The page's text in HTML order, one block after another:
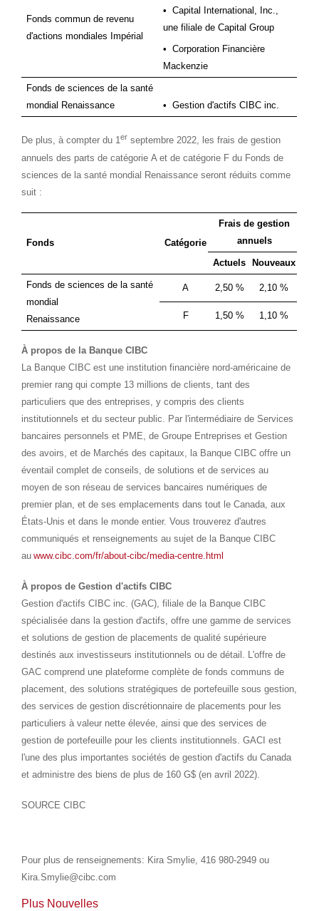
Fonds commun de revenu
d'actions mondiales Impérial
• Capital International, Inc.,
une filiale de Capital Group
• Corporation Financière
Mackenzie
Fonds de sciences de la santé
mondial Renaissance
• Gestion d'actifs CIBC inc.
De plus, à compter du 1er septembre 2022, les frais de gestion
annuels des parts de catégorie A et de catégorie F du Fonds de
sciences de la santé mondial Renaissance seront réduits comme
suit :
Fonds Catégorie
Frais de gestion
annuels
Actuels Nouveaux
Fonds de sciences de la santé
mondial
Renaissance
A 2,50 % 2,10 %
F 1,50 % 1,10 %
À propos de la Banque CIBC
La Banque CIBC est une institution financière nord-américaine de
premier rang qui compte 13 millions de clients, tant des
particuliers que des entreprises, y compris des clients
institutionnels et du secteur public. Par l'intermédiaire de Services
bancaires personnels et PME, de Groupe Entreprises et Gestion
des avoirs, et de Marchés des capitaux, la Banque CIBC offre un
éventail complet de conseils, de solutions et de services au
moyen de son réseau de services bancaires numériques de
premier plan, et de ses emplacements dans tout le Canada, aux
États-Unis et dans le monde entier. Vous trouverez d'autres
communiqués et renseignements au sujet de la Banque CIBC
auwww.cibc.com/fr/about-cibc/media-centre.html
À propos de Gestion d'actifs CIBC
Gestion d'actifs CIBC inc. (GAC), filiale de la Banque CIBC
spécialisée dans la gestion d'actifs, offre une gamme de services
et solutions de gestion de placements de qualité supérieure
destinés aux investisseurs institutionnels ou de détail. L'offre de
GAC comprend une plateforme complète de fonds communs de
placement, des solutions stratégiques de portefeuille sous gestion,
des services de gestion discrétionnaire de placements pour les
particuliers à valeur nette élevée, ainsi que des services de
gestion de portefeuille pour les clients institutionnels. GACI est
l'une des plus importantes sociétés de gestion d'actifs duCanada
et administre des biens de plus de 160 G$ (en avril 2022).
SOURCE CIBC
Pour plus de renseignements: Kira Smylie, 416 980-2949 ou
Kira.Smylie@cibc.com
Plus Nouvelles